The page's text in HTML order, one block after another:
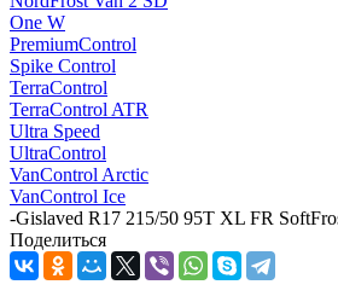
One W
PremiumControl
Spike Control
TerraControl
TerraControl ATR
Ultra Speed
UltraControl
VanControl Arctic
VanControl Ice
-Gislaved R17 215/50 95T XL FR
Поделиться